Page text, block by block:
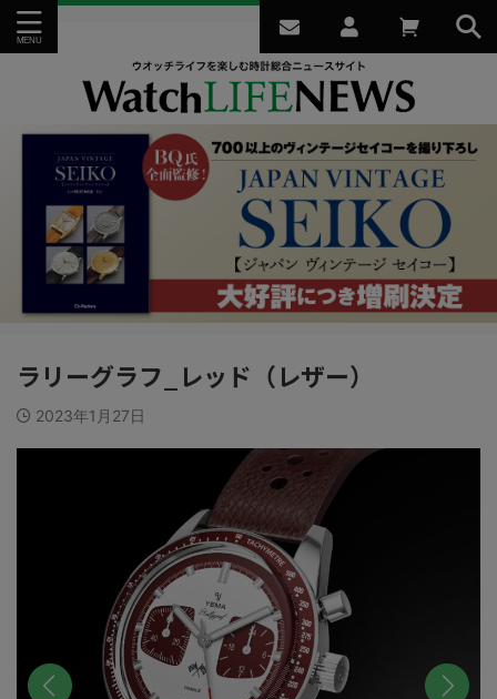
ラリーグラフ_レッド（レザー）
2023年1月27日